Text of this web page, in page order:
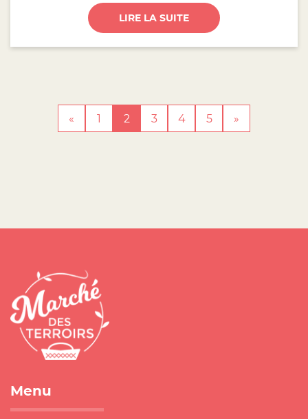
LIRE LA SUITE
« 1 2 3 4 5 »
Menu